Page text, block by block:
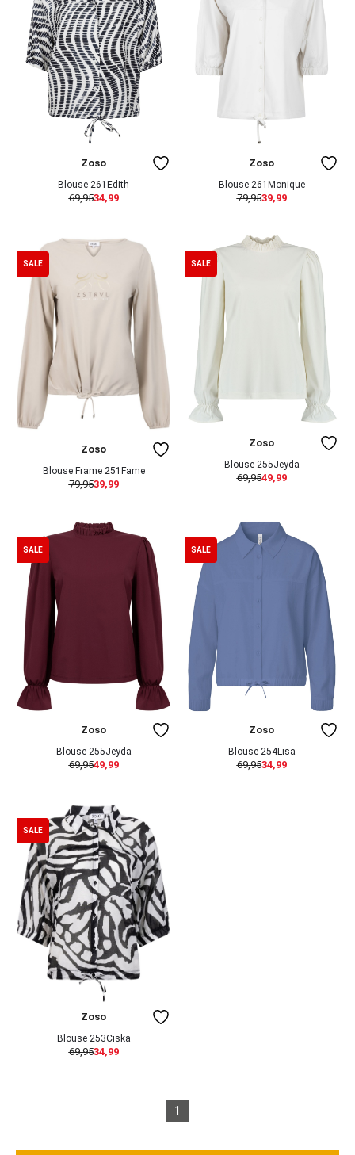
Zoso
Blouse 261Edith
69,9534,99
Zoso
Blouse 261Monique
79,9539,99
SALE
Zoso
Blouse Frame 251Fame
79,9539,99
SALE
Zoso
Blouse 255Jeyda
69,9549,99
SALE
Zoso
Blouse 255Jeyda
69,9549,99
SALE
Zoso
Blouse 254Lisa
69,9534,99
SALE
Zoso
Blouse 253Ciska
69,9534,99
1